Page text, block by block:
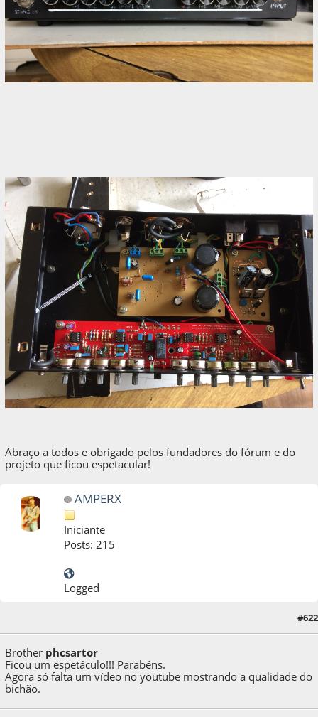
Abraço a todos e obrigado pelos fundadores do fórum e do
projeto que ficou espetacular!
AMPERX
Iniciante
Posts: 215
Logged
#622
Brother phcsartor
Ficou um espetáculo!!! Parabéns.
Agora só falta um vídeo no youtube mostrando a qualidade do
bichão.